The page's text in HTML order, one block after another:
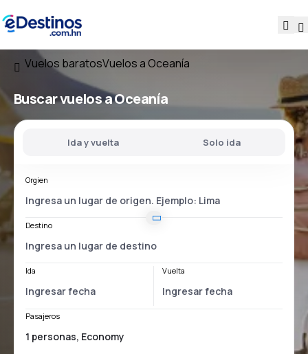
Vuelos baratosVuelos a Oceanía
Buscar vuelos a Oceanía
Ida y vuelta Solo ida
Orgien
Destino
Ida Vuelta
Pasajeros